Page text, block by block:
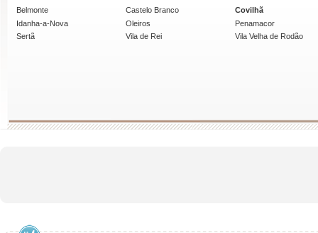
Belmonte Castelo Branco
Covilhã
Idanha-a-Nova
Oleiros
Penamacor
Sertã
Vila de Rei Vila Velha de Rodão